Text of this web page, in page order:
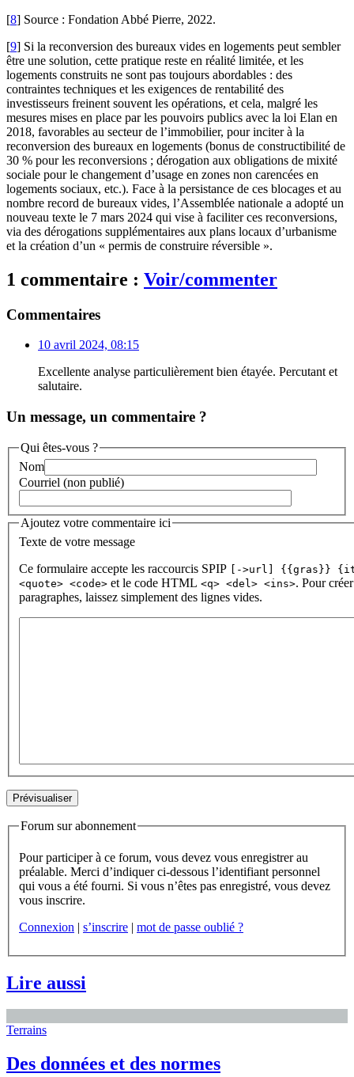
[8] Source : Fondation Abbé Pierre, 2022.
[9] Si la reconversion des bureaux vides en logements peut sembler
être une solution, cette pratique reste en réalité limitée, et les
logements construits ne sont pas toujours abordables : des
contraintes techniques et les exigences de rentabilité des
investisseurs freinent souvent les opérations, et cela, malgré les
mesures mises en place par les pouvoirs publics avec la loi Elan en
2018, favorables au secteur de l’immobilier, pour inciter à la
reconversion des bureaux en logements (bonus de constructibilité de
30 % pour les reconversions ; dérogation aux obligations de mixité
sociale pour le changement d’usage en zones non carencées en
logements sociaux, etc.). Face à la persistance de ces blocages et au
nombre record de bureaux vides, l’Assemblée nationale a adopté un
nouveau texte le 7 mars 2024 qui vise à faciliter ces reconversions,
via des dérogations supplémentaires aux plans locaux d’urbanisme
et la création d’un « permis de construire réversible ».
1 commentaire : Voir/commenter
Commentaires
10 avril 2024, 08:15
Excellente analyse particulièrement bien étayée. Percutant et
salutaire.
Un message, un commentaire ?
Qui êtes-vous ?
Nom
Courriel (non publié)
Ajoutez votre commentaire ici
Texte de votre message
Ce formulaire accepte les raccourcis SPIP
[->url] {{gras}}
<quote> <code> et le code HTML <q> <del> <ins>. Pour
paragraphes, laissez simplement des lignes vides.
Forum sur abonnement
Pour participer à ce forum, vous devez vous enregistrer au
préalable. Merci d’indiquer ci-dessous l’identifiant personnel
qui vous a été fourni. Si vous n’êtes pas enregistré, vous devez
vous inscrire.
Connexion | s’inscrire | mot de passe oublié ?
Lire aussi
Terrains
Des données et des normes